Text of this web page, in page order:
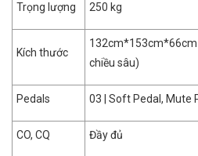
Trọng lượng 250 kg
Kích thước
chiều sâu)
Pedals 03 | Soft Pedal, Mute
CO, CQ Đầy đủ